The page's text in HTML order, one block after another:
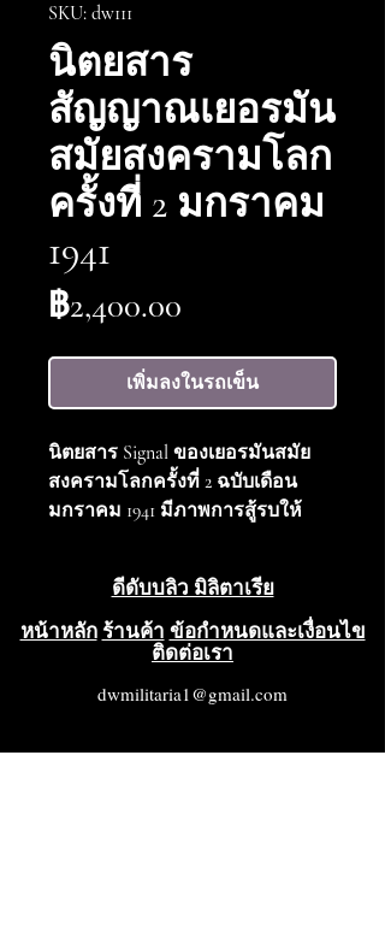
SKU: dw111
นิตยสาร
สัญญาณเยอรมัน
สมัยสงครามโลก
ครั้งที่ 2 มกราคม
1941
฿2,400.00
เพิ่มลงในรถเข็น
นิตยสาร Signal ของเยอรมันสมัย
สงครามโลกครั้งที่ 2 ฉบับเดือน
มกราคม 1941 มีภาพการสู้รบให้
ประวัติศาสตร์ที่น่าสนใจ
ดีดับบลิว มิลิตาเรีย
หน้าหลัก ร้านค้า ข้อกำหนดและเงื่อนไข
ติดต่อเรา
dwmilitaria1@gmail.com